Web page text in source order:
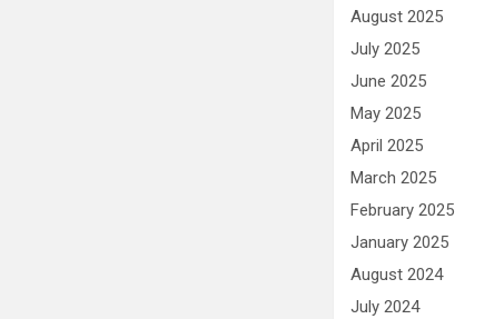
August 2025
July 2025
June 2025
May 2025
April 2025
March 2025
February 2025
January 2025
August 2024
July 2024